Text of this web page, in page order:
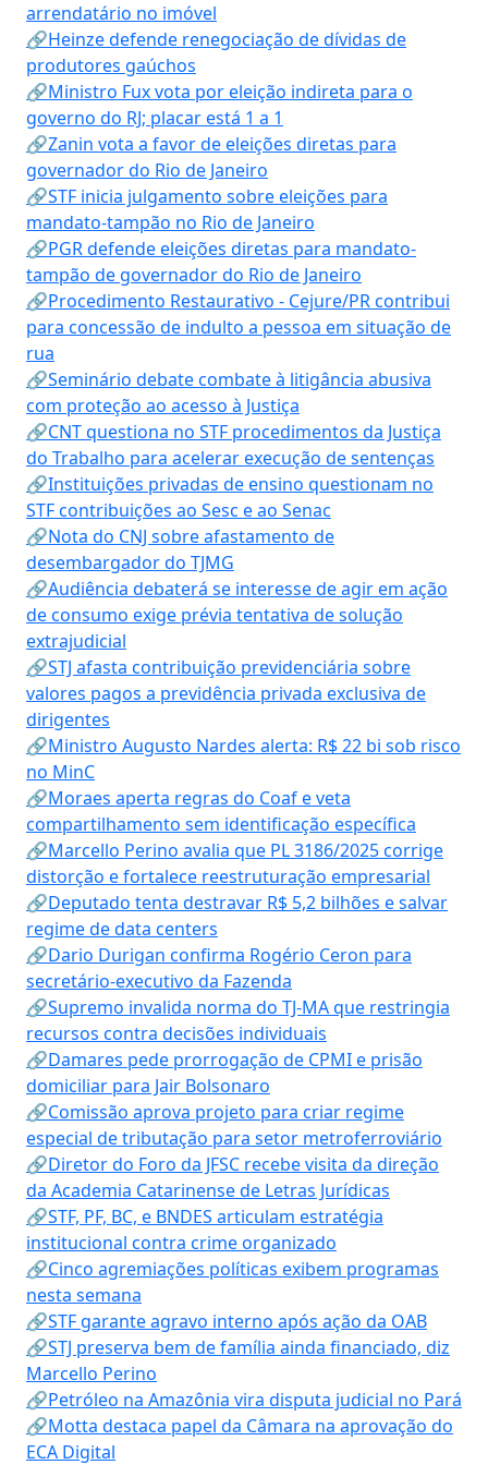
arrendatário no imóvel
🔗Heinze defende renegociação de dívidas de
produtores gaúchos
🔗Ministro Fux vota por eleição indireta para o
governo do RJ; placar está 1 a 1
🔗Zanin vota a favor de eleições diretas para
governador do Rio de Janeiro
🔗STF inicia julgamento sobre eleições para
mandato-tampão no Rio de Janeiro
🔗PGR defende eleições diretas para mandato-
tampão de governador do Rio de Janeiro
🔗Procedimento Restaurativo - Cejure/PR contribui
para concessão de indulto a pessoa em situação de
rua
🔗Seminário debate combate à litigância abusiva
com proteção ao acesso à Justiça
🔗CNT questiona no STF procedimentos da Justiça
do Trabalho para acelerar execução de sentenças
🔗Instituições privadas de ensino questionam no
STF contribuições ao Sesc e ao Senac
🔗Nota do CNJ sobre afastamento de
desembargador do TJMG
🔗Audiência debaterá se interesse de agir em ação
de consumo exige prévia tentativa de solução
extrajudicial
🔗STJ afasta contribuição previdenciária sobre
valores pagos a previdência privada exclusiva de
dirigentes
🔗Ministro Augusto Nardes alerta: R$ 22 bi sob risco
no MinC
🔗Moraes aperta regras do Coaf e veta
compartilhamento sem identificação específica
🔗Marcello Perino avalia que PL 3186/2025 corrige
distorção e fortalece reestruturação empresarial
🔗Deputado tenta destravar R$ 5,2 bilhões e salvar
regime de data centers
🔗Dario Durigan confirma Rogério Ceron para
secretário-executivo da Fazenda
🔗Supremo invalida norma do TJ-MA que restringia
recursos contra decisões individuais
🔗Damares pede prorrogação de CPMI e prisão
domiciliar para Jair Bolsonaro
🔗Comissão aprova projeto para criar regime
especial de tributação para setor metroferroviário
🔗Diretor do Foro da JFSC recebe visita da direção
da Academia Catarinense de Letras Jurídicas
🔗STF, PF, BC, e BNDES articulam estratégia
institucional contra crime organizado
🔗Cinco agremiações políticas exibem programas
nesta semana
🔗STF garante agravo interno após ação da OAB
🔗STJ preserva bem de família ainda financiado, diz
Marcello Perino
🔗Petróleo na Amazônia vira disputa judicial no Pará
🔗Motta destaca papel da Câmara na aprovação do
ECA Digital